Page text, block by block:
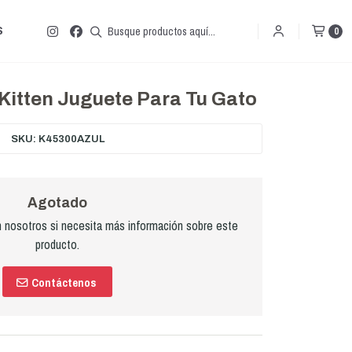
0
Juguete Para Tu Gato
SKU: K45300AZUL
Agotado
si necesita más información sobre este
producto.
Contáctenos